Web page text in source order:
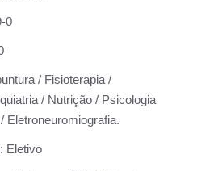
0
/ Fisioterapia /
/ Nutrição / Psicologia
Eletroneuromiografia.
Eletivo